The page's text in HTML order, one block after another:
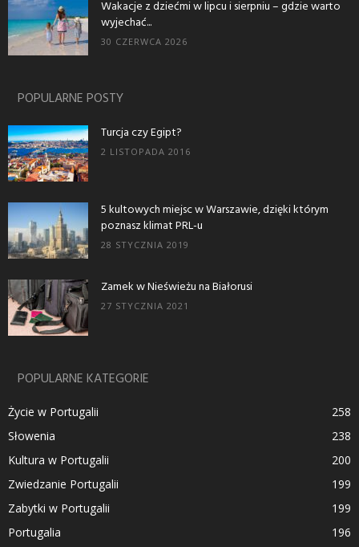
Wakacje z dziećmi w lipcu i sierpniu – gdzie warto
wyjechać...
30 CZERWCA 2026
POPULARNE POSTY
Turcja czy Egipt?
2 LISTOPADA 2016
5 kultowych miejsc w Warszawie, dzięki którym
poznasz klimat PRL-u
28 STYCZNIA 2019
Zamek w Nieświeżu na Białorusi
27 STYCZNIA 2021
POPULARNE KATEGORIE
Życie w Portugalii
258
Słowenia
238
Kultura w Portugalii
200
Zwiedzanie Portugalii
199
Zabytki w Portugalii
199
Portugalia
196